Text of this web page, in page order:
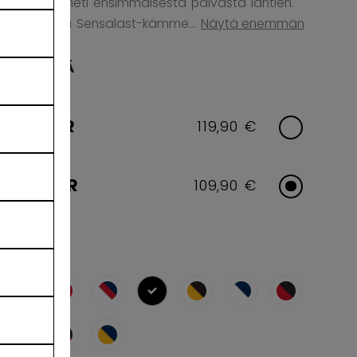
Vahvistettu Sensalast-kämme... Näytä enemmän
IKÄRYHMÄ
SENIOR 119,90 €
JUNIOR 109,90 €
VÄRI
selected